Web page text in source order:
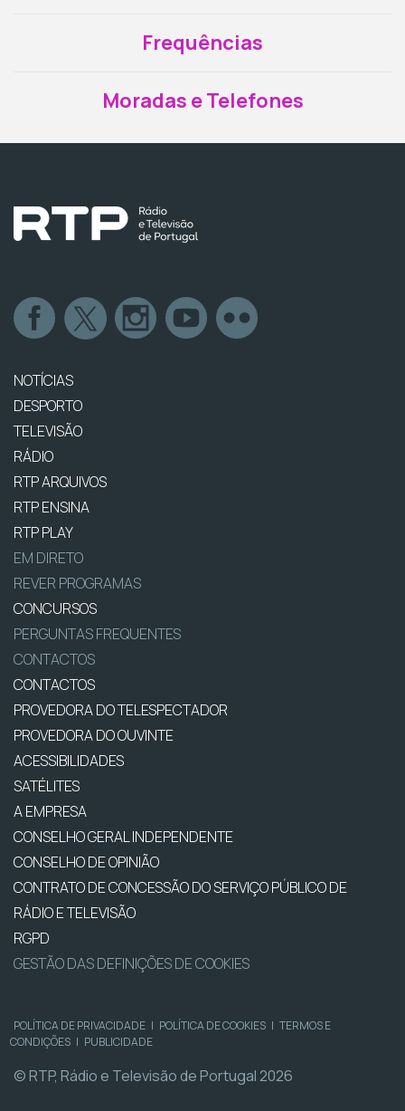
Frequências
Moradas e Telefones
NOTÍCIAS
DESPORTO
TELEVISÃO
RÁDIO
RTP ARQUIVOS
RTP ENSINA
RTP PLAY
EM DIRETO
REVER PROGRAMAS
CONCURSOS
PERGUNTAS FREQUENTES
CONTACTOS
CONTACTOS
PROVEDORA DO TELESPECTADOR
PROVEDORA DO OUVINTE
ACESSIBILIDADES
SATÉLITES
A EMPRESA
CONSELHO GERAL INDEPENDENTE
CONSELHO DE OPINIÃO
CONTRATO DE CONCESSÃO DO SERVIÇO PÚBLICO DE
RÁDIO E TELEVISÃO
RGPD
GESTÃO DAS DEFINIÇÕES DE COOKIES
POLÍTICA DE PRIVACIDADE | POLÍTICA DE COOKIES | TERMOS E
CONDIÇÕES | PUBLICIDADE
© RTP, Rádio e Televisão de Portugal 2026